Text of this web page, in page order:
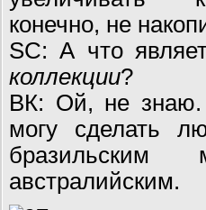
конечно, не
SC: А что
коллекции?
ВК: Ой, не знаю.
могу сделать
австралийским.